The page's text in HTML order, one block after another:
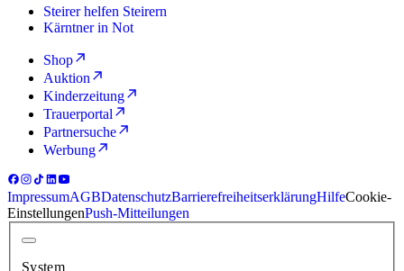
Steirer helfen Steirern
Kärntner in Not
Shop
Auktion
Kinderzeitung
Trauerportal
Partnersuche
Werbung
ImpressumAGBDatenschutzBarrierefreiheitserklärungHilfeCookie-
EinstellungenPush-Mitteilungen
System